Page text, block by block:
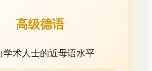
高级德语
学术人士的近母语水平